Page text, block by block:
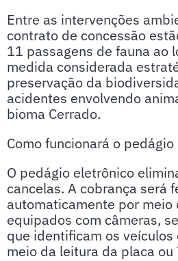
Entre as intervenções
contrato de concessão
11 passagens de fauna ao
medida considerada
preservação da
acidentes envolvendo
bioma Cerrado.
Como funcionará o
O pedágio eletrônico
cancelas. A cobrança será
automaticamente por meio
equipados com câmeras,
que identificam os
meio da leitura da placa ou